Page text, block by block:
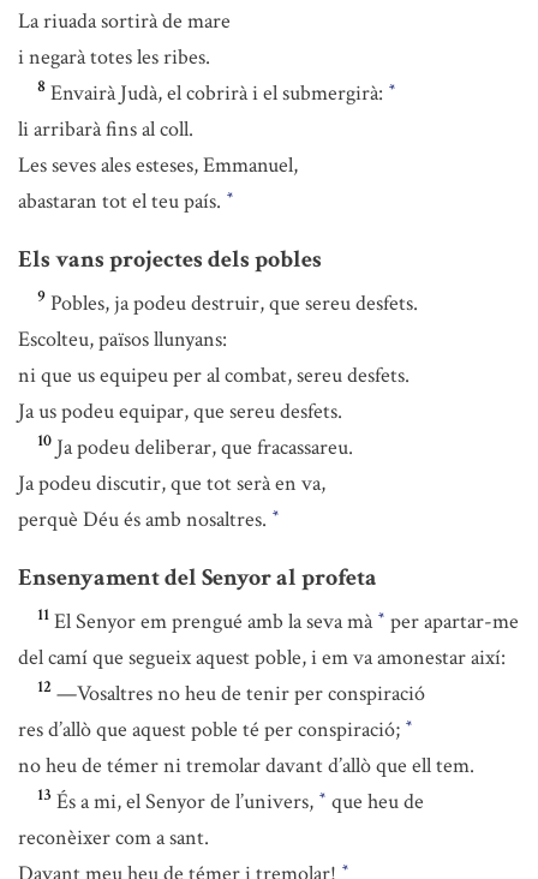
La riuada sortirà de mare
i negarà totes les ribes.
8 Envairà Judà, el cobrirà i el submergirà: *
li arribarà fins al coll.
Les seves ales esteses, Emmanuel,
abastaran tot el teu país. *
Els vans projectes dels pobles
9 Pobles, ja podeu destruir, que sereu desfets.
Escolteu, països llunyans:
ni que us equipeu per al combat, sereu desfets.
Ja us podeu equipar, que sereu desfets.
10 Ja podeu deliberar, que fracassareu.
Ja podeu discutir, que tot serà en va,
perquè Déu és amb nosaltres. *
Ensenyament del Senyor al profeta
11 El Senyor em prengué amb la seva mà * per apartar-me
del camí que segueix aquest poble, i em va amonestar així:
12 —Vosaltres no heu de tenir per conspiració
res d’allò que aquest poble té per conspiració; *
no heu de témer ni tremolar davant d’allò que ell tem.
13 És a mi, el Senyor de l’univers, * que heu de
reconèixer com a sant.
*